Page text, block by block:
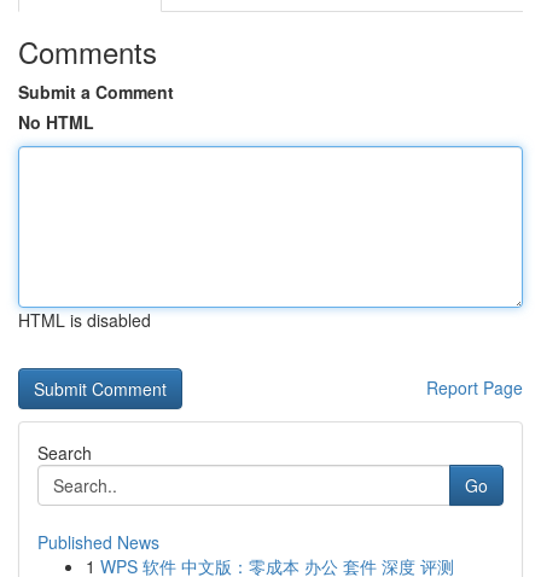
Comments
Submit a Comment
No HTML
HTML is disabled
Report Page
Search
Go
Published News
1 WPS 软件 中文版：零成本 办公 套件 深度 评测